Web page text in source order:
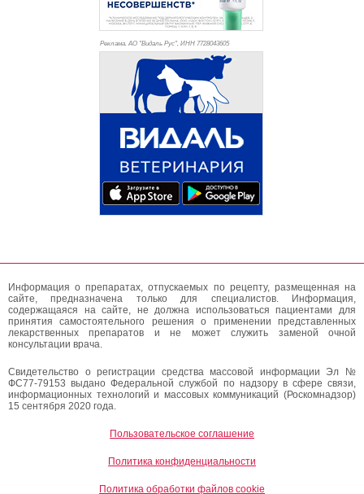
Реклама. АО "Видаль Рус", ИНН 7728043605
Информация о препаратах, отпускаемых по рецепту, размещенная на
сайте, предназначена только для специалистов. Информация,
содержащаяся на сайте, не должна использоваться пациентами для
принятия самостоятельного решения о применении представленных
лекарственных препаратов и не может служить заменой очной
консультации врача.
Свидетельство о регистрации средства массовой информации Эл №
ФС77-79153 выдано Федеральной службой по надзору в сфере связи,
информационных технологий и массовых коммуникаций (Роскомнадзор)
15 сентября 2020 года.
Пользовательское соглашение
Политика конфиденциальности
Политика обработки файлов cookie